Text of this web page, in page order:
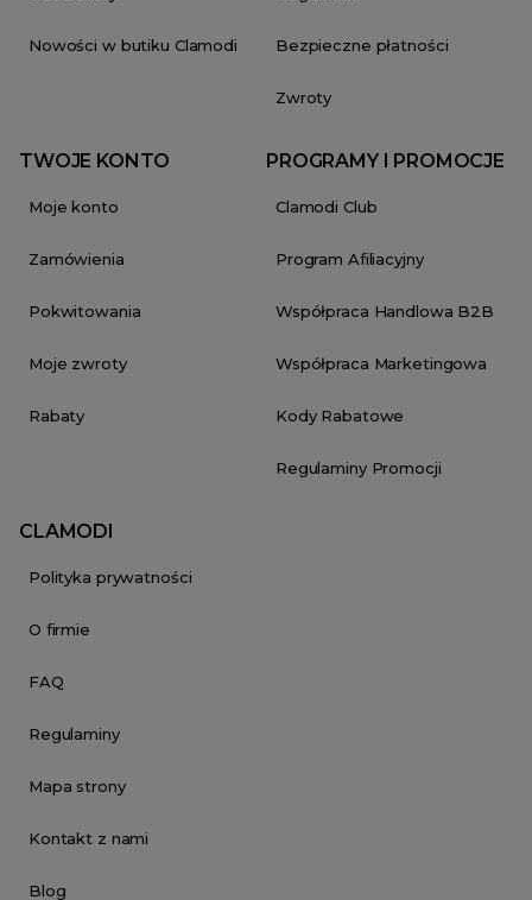
Nowości w butiku Clamodi Bezpieczne płatności
Zwroty
TWOJE KONTO
Moje konto
Zamówienia
Pokwitowania
Moje zwroty
Rabaty
PROGRAMY I PROMOCJE
Clamodi Club
Program Afiliacyjny
Współpraca Handlowa B2B
Współpraca Marketingowa
Kody Rabatowe
Regulaminy Promocji
CLAMODI
Polityka prywatności
O firmie
FAQ
Regulaminy
Mapa strony
Kontakt z nami
Blog